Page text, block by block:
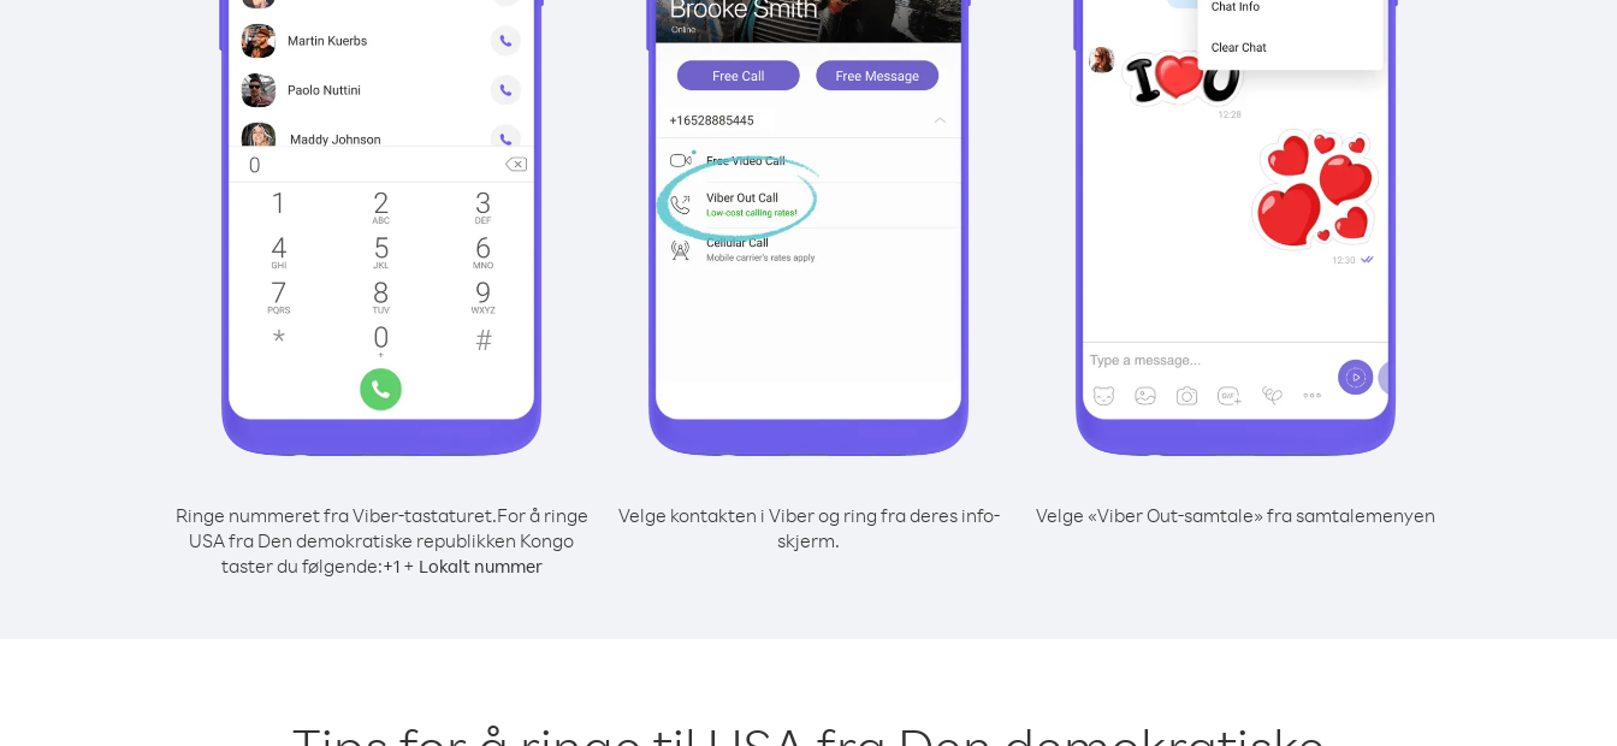
Ringe nummeret fra Viber-tastaturet.For å ringe
USA fra Den demokratiske republikken Kongo
taster du følgende:+1+ Lokalt nummer
Velge kontakten i Viber og ring fra deres info-
skjerm.
Velge «Viber Out-samtale» fra samtalemenyen